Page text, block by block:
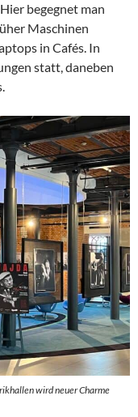
begegnet man
Maschinen
in Cafés. In
statt, daneben
wird neuer Charme